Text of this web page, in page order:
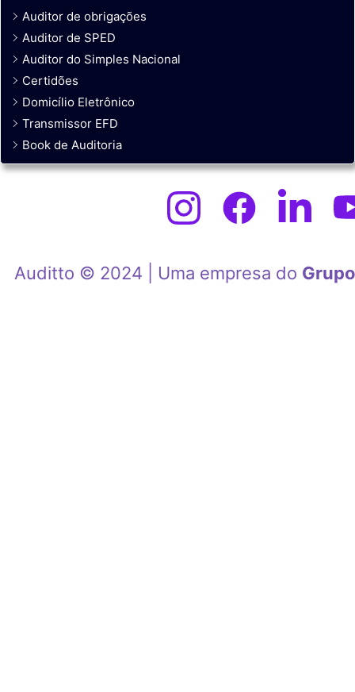
Auditor de obrigações
Auditor de SPED
Auditor do Simples Nacional
Certidões
Domicílio Eletrônico
Transmissor EFD
Book de Auditoria
Auditto © 2024 | Uma empresa do